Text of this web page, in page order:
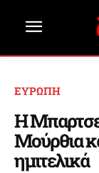
ΕΥΡΩΠΗ
Η
Μούρθια
ημιτελικά